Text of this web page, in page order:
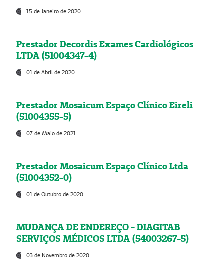
15 de Janeiro de 2020
Prestador Decordis Exames Cardiológicos
LTDA (51004347-4)
01 de Abril de 2020
Prestador Mosaicum Espaço Clínico Eireli
(51004355-5)
07 de Maio de 2021
Prestador Mosaicum Espaço Clínico Ltda
(51004352-0)
01 de Outubro de 2020
MUDANÇA DE ENDEREÇO - DIAGITAB
SERVIÇOS MÉDICOS LTDA (54003267-5)
03 de Novembro de 2020